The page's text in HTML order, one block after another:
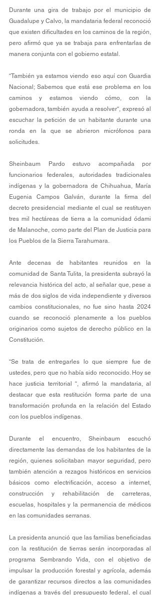
Durante una gira de trabajo por el municipio de
Guadalupe y Calvo, la mandataria federal reconoció
que existen dificultades en los caminos de la región,
pero afirmó que ya se trabaja para enfrentarlas de
manera conjunta con el gobierno estatal.
“También ya estamos viendo eso aquí con Guardia
Nacional; Sabemos que está ese problema en los
caminos y estamos viendo cómo, con la
gobernadora, también ayuda a resolver“, expresó al
escuchar la petición de un habitante durante una
ronda en la que se abrieron micrófonos para
solicitudes.
Sheinbaum Pardo estuvo acompañada por
funcionarios federales, autoridades tradicionales
indígenas y la gobernadora de Chihuahua, María
Eugenia Campos Galván, durante la firma del
decreto presidencial mediante el cual se restituyen
tres mil hectáreas de tierra a la comunidad ódami
de Malanoche, como parte del Plan de Justicia para
los Pueblos de la Sierra Tarahumara.
Ante decenas de habitantes reunidos en la
comunidad de Santa Tulita, la presidenta subrayó la
relevancia histórica del acto, al señalar que, pese a
más de dos siglos de vida independiente y diversos
cambios constitucionales, no fue sino hasta 2024
cuando se reconoció plenamente a los pueblos
originarios como sujetos de derecho público en la
Constitución.
“Se trata de entregarles lo que siempre fue de
ustedes, pero que no había sido reconocido. Hoy se
hace justicia territorial “, afirmó la mandataria, al
destacar que esta restitución forma parte de una
transformación profunda en la relación del Estado
con los pueblos indígenas.
Durante el encuentro, Sheinbaum escuchó
directamente las demandas de los habitantes de la
región, quienes solicitaban mayor seguridad, pero
también atención a rezagos históricos en servicios
básicos como electrificación, acceso a internet,
construcción y rehabilitación de carreteras,
escuelas, hospitales y la permanencia de médicos
en las comunidades serranas.
La presidenta anunció que las familias beneficiadas
con la restitución de tierras serán incorporadas al
programa Sembrando Vida, con el objetivo de
impulsar la producción forestal y agrícola, además
de garantizar recursos directos a las comunidades
indígenas a través del presupuesto federal, el cual